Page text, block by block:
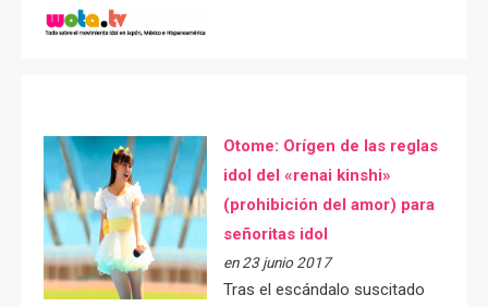
Otome: Orígen de las reglas
idol del «renai kinshi»
(prohibición del amor) para
señoritas idol
en 23 junio 2017
Tras el escándalo suscitado